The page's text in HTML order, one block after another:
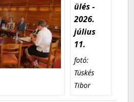
ülés -
2026.
július
11.
fotó:
Tüskés
Tibor